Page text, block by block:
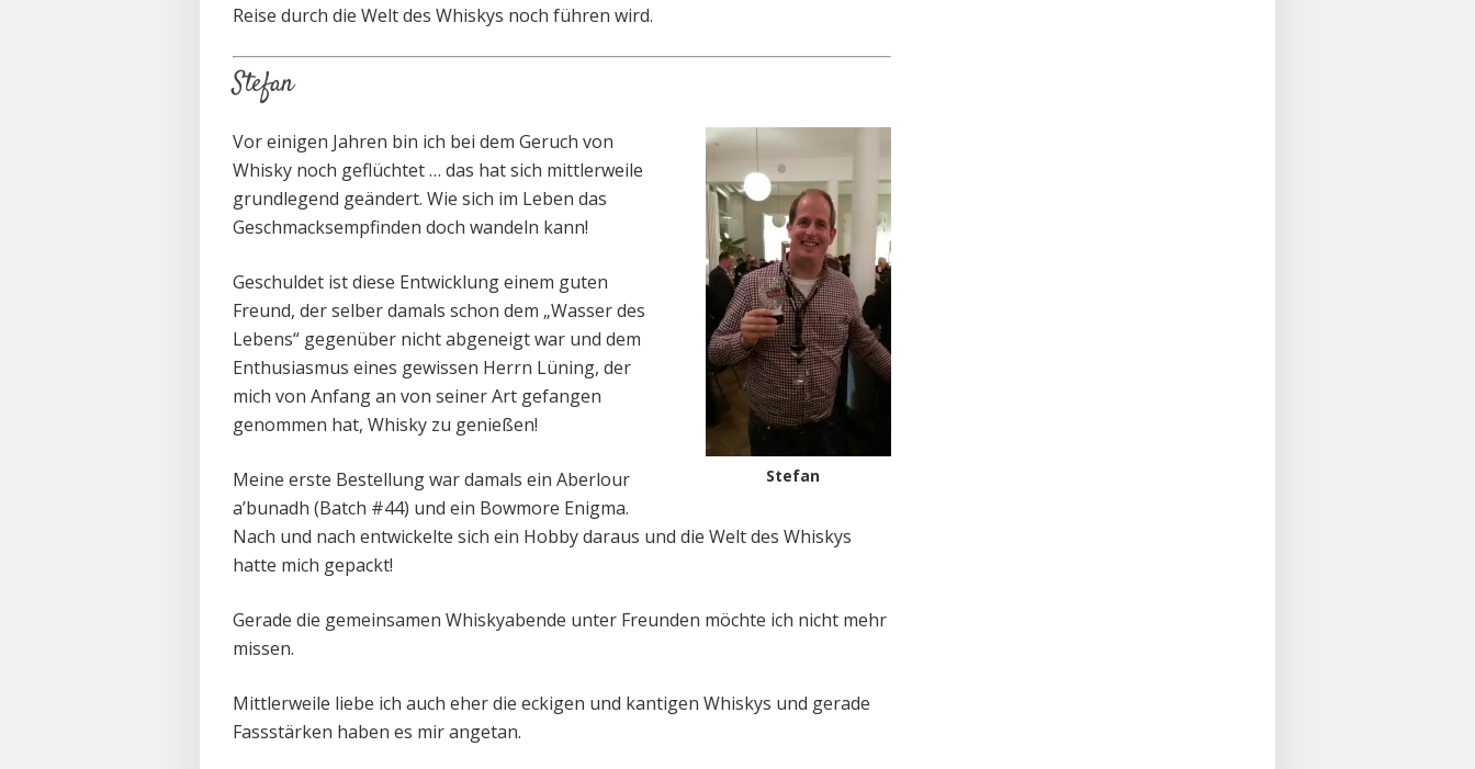
Reise durch die Welt des Whiskys noch führen wird.
Stefan
Stefan
Vor einigen Jahren bin ich bei dem Geruch von
Whisky noch geflüchtet … das hat sich mittlerweile
grundlegend geändert. Wie sich im Leben das
Geschmacksempfinden doch wandeln kann!
Geschuldet ist diese Entwicklung einem guten
Freund, der selber damals schon dem „Wasser des
Lebens“ gegenüber nicht abgeneigt war und dem
Enthusiasmus eines gewissen Herrn Lüning, der
mich von Anfang an von seiner Art gefangen
genommen hat, Whisky zu genießen!
Meine erste Bestellung war damals ein Aberlour
a’bunadh (Batch #44) und ein Bowmore Enigma.
Nach und nach entwickelte sich ein Hobby daraus und die Welt des Whiskys
hatte mich gepackt!
Gerade die gemeinsamen Whiskyabende unter Freunden möchte ich nicht mehr
missen.
Mittlerweile liebe ich auch eher die eckigen und kantigen Whiskys und gerade
Fassstärken haben es mir angetan.